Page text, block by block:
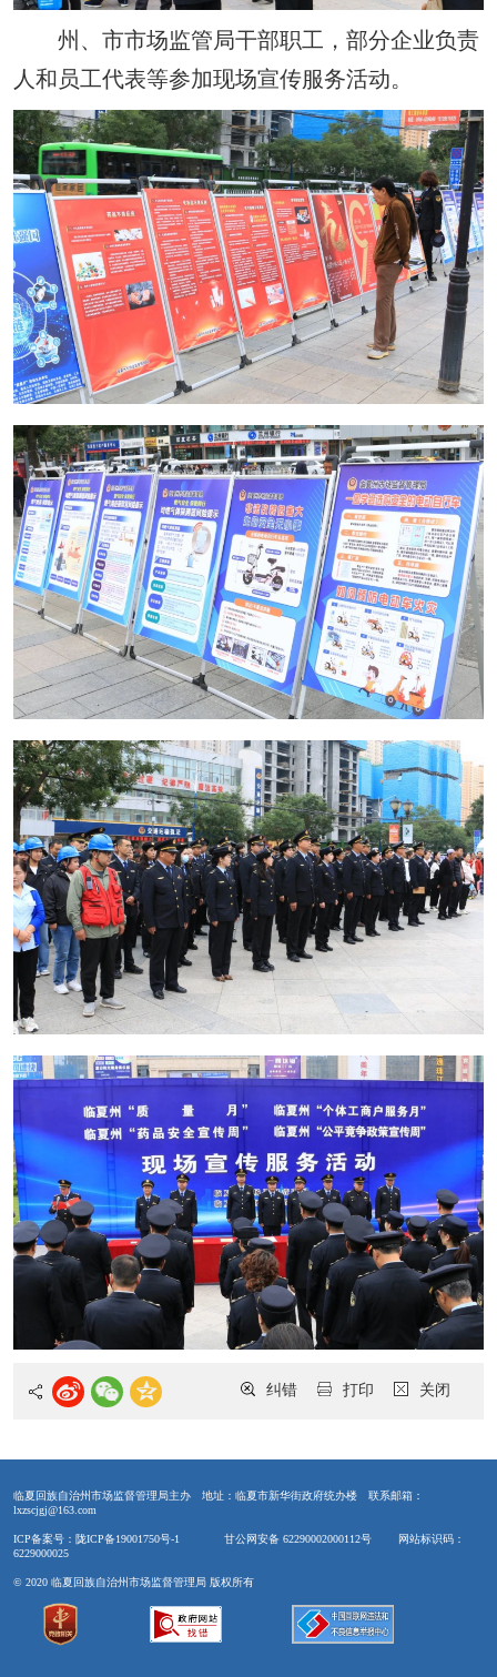
州、市市场监管局干部职工，部分企业负责
人和员工代表等参加现场宣传服务活动。
关闭
打印
纠错
临夏回族自治州市场监督管理局主办 地址：临夏市新华街政府统办楼
联系邮箱：
lxzscjgj@163.com
ICP备案号：陇ICP备19001750号-1 甘公网安备 62290002000112号
网站标识码：
6229000025
© 2020 临夏回族自治州市场监督管理局 版权所有